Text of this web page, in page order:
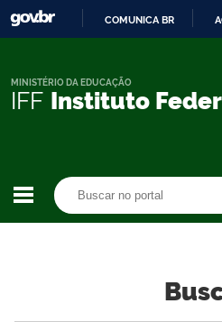
COMUNICA BR
IFF Instituto
MINISTÉRIO DA EDUCAÇÃO